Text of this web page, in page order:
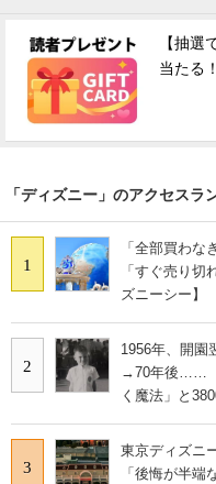
【抽選
当たる
「ディズニー」のアクセスラ
1
「全部買わな
「すぐ売り切
ズニーシー】
2
1956年、開園
→70年後……
く魔法」と
3
東京ディズニ
「後悔が半